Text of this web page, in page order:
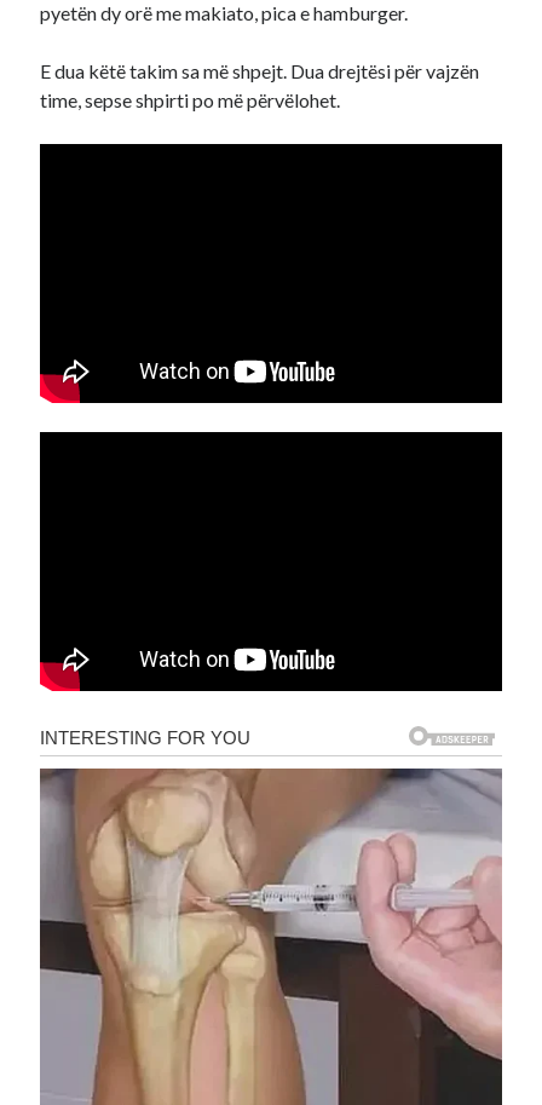
pyetën dy orë me makiato, pica e hamburger.
E dua këtë takim sa më shpejt. Dua drejtësi për vajzën
time, sepse shpirti po më përvëlohet.